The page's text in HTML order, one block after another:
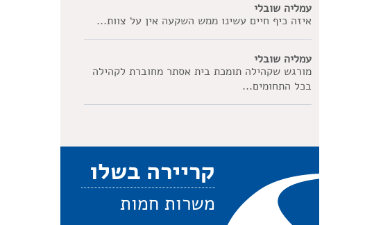
עמליה שובלי
איזה כיף חיים עשינו ממש השקעה אין על צוות...
עמליה שובלי
מורגש שקהילה תומכת בית אסתר מחוברת לקהילה
בכל התחומים...
קריירה בשלו
משרות חמות